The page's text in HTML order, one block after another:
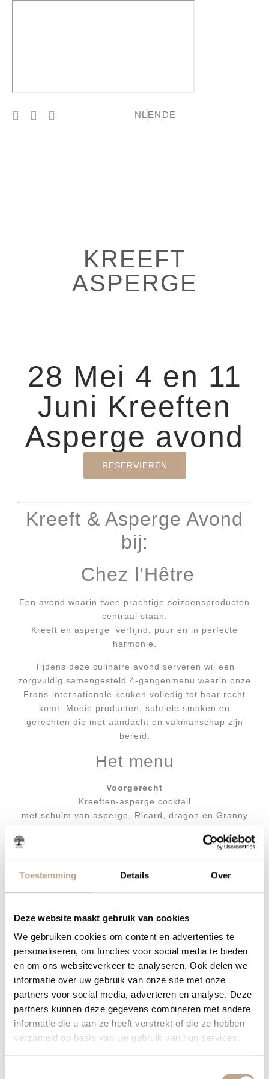
Toestemming Details Over
Deze website maakt gebruik van cookies
We gebruiken cookies om content en advertenties te
personaliseren, om functies voor social media te bieden
en om ons websiteverkeer te analyseren. Ook delen we
informatie over uw gebruik van onze site met onze
partners voor social media, adverteren en analyse. Deze
partners kunnen deze gegevens combineren met andere
informatie die u aan ze heeft verstrekt of die ze hebben
verzameld op basis van uw gebruik van hun services.
NL EN DE
KREEFT
ASPERGE
28 Mei 4 en 11
Juni Kreeften
Asperge avond
RESERVIEREN
Kreeft & Asperge Avond
bij:
Chez l’Hêtre
Een avond waarin twee prachtige seizoensproducten
centraal staan.
Kreeft en asperge verfijnd, puur en in perfecte
harmonie.
Tijdens deze culinaire avond serveren wij een
zorgvuldig samengesteld 4-gangenmenu waarin onze
Frans-internationale keuken volledig tot haar recht
komt. Mooie producten, subtiele smaken en
gerechten die met aandacht en vakmanschap zijn
bereid.
Het menu
Voorgerecht
Kreeften-asperge cocktail
met schuim van asperge, Ricard, dragon en Granny
met ravioli van schaaldieren en pikante rouille
Halve kreeft gegratineerd
geserveerd met asperges en gepofte krieltjes
Dessert
Aardbei, vanille en cheesecake
Prijs
€67,50 per persoon